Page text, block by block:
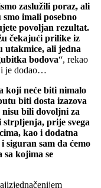
zaslužili poraz, ali
imali posebno
povoljan rezultat.
čekajući prilike iz
utakmice, ali jedna
bodova“, rekao
je dodao…
koji neće biti nimalo
biti dosta izazova
nisu bili dovoljni za
strpljenja, prije svega
kao i dodatna
siguran sam da ćemo
sa kojima se